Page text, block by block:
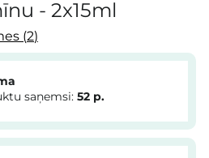
- 2x15ml
2
saņemsi: 52 p.